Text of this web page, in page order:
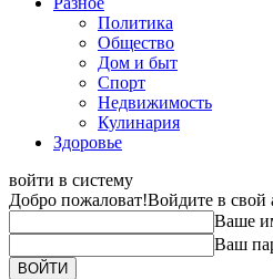
Политика
Общество
Дом и быт
Спорт
Недвижимость
Кулинария
Здоровье
войти в систему
Добро пожаловат!Войдите в свой
Ваше
Ваш